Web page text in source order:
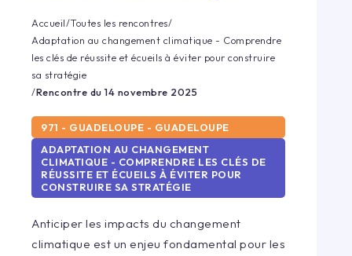
Accueil/Toutes les rencontres/
Adaptation au changement climatique - Comprendre
les clés de réussite et écueils à éviter pour construire
sa stratégie
/Rencontre du14 novembre 2025
971 - GUADELOUPE - GUADELOUPE
ADAPTATION AU CHANGEMENT
CLIMATIQUE - COMPRENDRE LES CLÉS DE
RÉUSSITE ET ÉCUEILS À ÉVITER POUR
CONSTRUIRE SA STRATÉGIE
Anticiper les impacts du changement
climatique est un enjeu fondamental pour les